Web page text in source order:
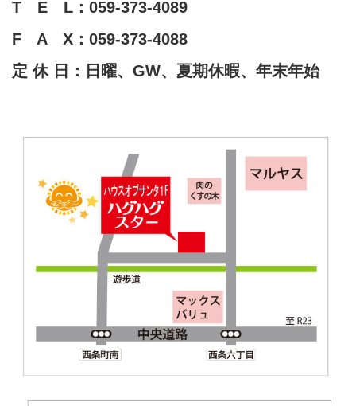
T E L：059-373-4089
F A X：059-373-4088
定 休 日：日曜、GW、夏期休暇、年末年始